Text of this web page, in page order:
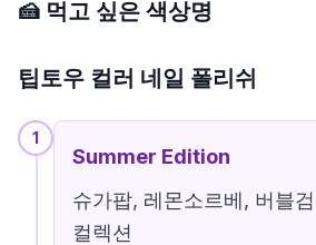
🍰 먹고 싶은 색상명
팁토우 컬러 네일 폴리쉬
1
Summer Edition
슈가팝, 레몬소르베, 버블
컬렉션